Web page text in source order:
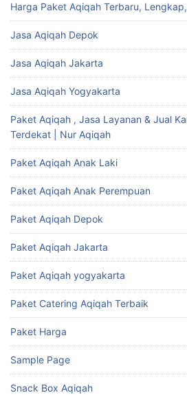
Harga Paket Aqiqah Terbaru,
Jasa Aqiqah Depok
Jasa Aqiqah Jakarta
Jasa Aqiqah Yogyakarta
Paket Aqiqah , Jasa Layanan & Jual
Terdekat | Nur Aqiqah
Paket Aqiqah Anak Laki
Paket Aqiqah Anak Perempuan
Paket Aqiqah Depok
Paket Aqiqah Jakarta
Paket Aqiqah yogyakarta
Paket Catering Aqiqah Terbaik
Paket Harga
Sample Page
Snack Box Aqiqah